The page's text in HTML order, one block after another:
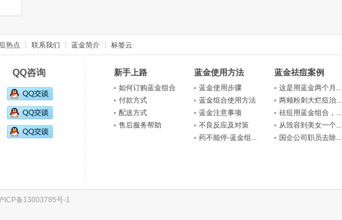
热点 联系我们 蓝金简介 标签云
咨询 新手上路
如何订购蓝金组合
付款方式
配送方式
售后服务帮助
蓝金使用方法
蓝金使用步骤
蓝金组合使用方法
蓝金注意事项
不良反应及对策
药不能停-蓝金组...
蓝金祛痘案例
这是用蓝金两个月...
两颊粉刺大烂痘治...
祛痘用蓝金组合，...
从毁容到美女一个...
国企公司职员去除...
ICP备13003785号-1